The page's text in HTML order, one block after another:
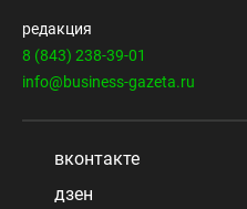
редакция
8 (843) 238-39-01
info@business-gazeta.ru
вконтакте
дзен